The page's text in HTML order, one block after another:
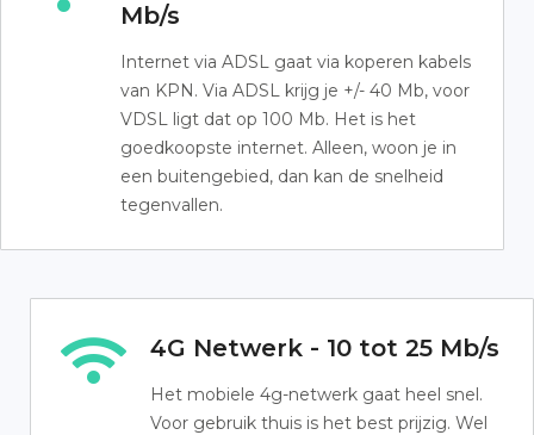
Mb/s
Internet via ADSL gaat via koperen kabels
van KPN. Via ADSL krijg je +/- 40 Mb, voor
VDSL ligt dat op 100 Mb. Het is het
goedkoopste internet. Alleen, woon je in
een buitengebied, dan kan de snelheid
tegenvallen.
4G Netwerk - 10 tot 25 Mb/s
Het mobiele 4g-netwerk gaat heel snel.
Voor gebruik thuis is het best prijzig. Wel